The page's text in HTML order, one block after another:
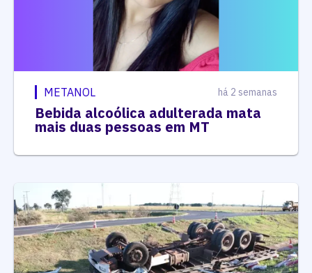
METANOL há 2 semanas
Bebida alcoólica adulterada mata
mais duas pessoas em MT